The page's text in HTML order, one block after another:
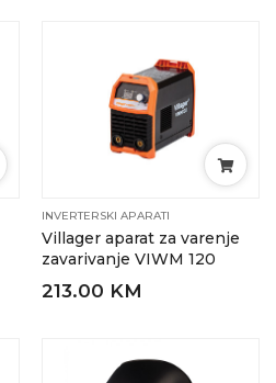
INVERTERSKI APARATI
Villager aparat za varenje
zavarivanje VIWM 120
213.00 KM